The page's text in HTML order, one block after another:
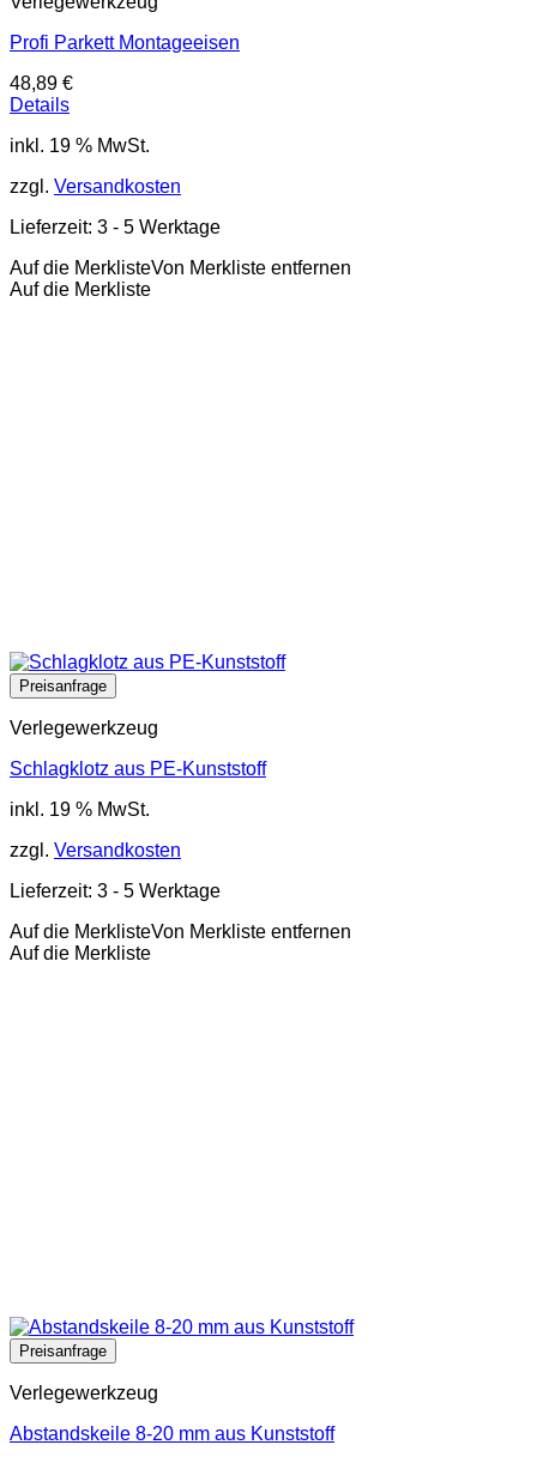
Profi Parkett Montageeisen
48,89 €
Details
inkl. 19 % MwSt.
zzgl. Versandkosten
Lieferzeit: 3 - 5 Werktage
Auf die MerklisteVon Merkliste entfernen
Auf die Merkliste
Verlegewerkzeug
Schlagklotz aus PE-Kunststoff
inkl. 19 % MwSt.
zzgl. Versandkosten
Lieferzeit: 3 - 5 Werktage
Auf die MerklisteVon Merkliste entfernen
Auf die Merkliste
Verlegewerkzeug
Abstandskeile 8-20 mm aus Kunststoff